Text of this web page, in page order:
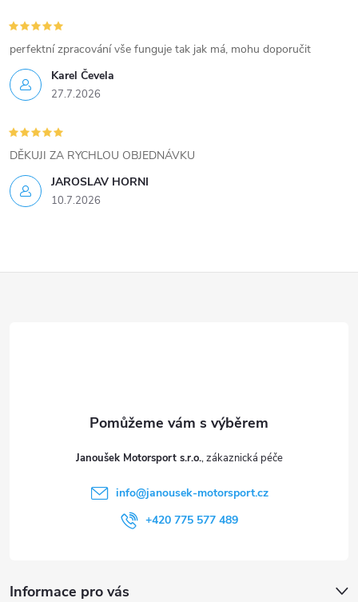
v
ý
p
i
s
u
Karel Čevela
27.7.2026
perfektní zpracování vše funguje tak jak má, mohu doporučit
JAROSLAV HORNI
10.7.2026
DĚKUJI ZA RYCHLOU OBJEDNÁVKU
Janoušek Motorsport s.r.o.
info@janousek-motorsport.cz
+420 775 577 489
Informace pro vás